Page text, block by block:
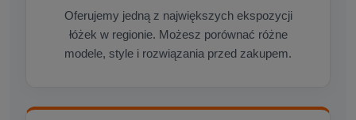
Oferujemy jedną z największych ekspozycji
łóżek w regionie. Możesz porównać różne
modele, style i rozwiązania przed zakupem.